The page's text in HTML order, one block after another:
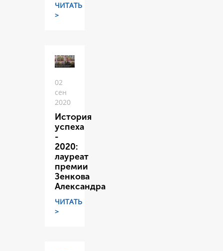
ЧИТАТЬ
>
02
сен
2020
История
успеха
-
2020:
лауреат
премии
Зенкова
Александра
ЧИТАТЬ
>